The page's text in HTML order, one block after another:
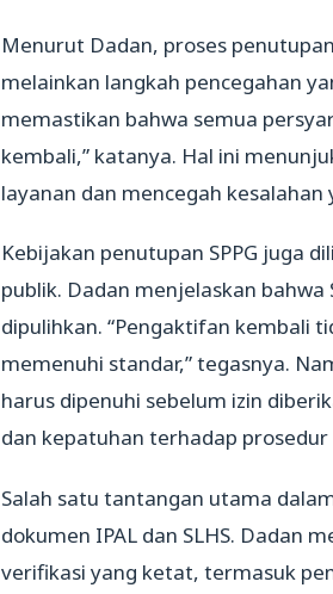
Menurut Dadan, proses
melainkan langkah pencegahan
memastikan bahwa semua
kembali,” katanya. Hal ini
layanan dan mencegah
Kebijakan penutupan SPPG juga
publik. Dadan menjelaskan
dipulihkan. “Pengaktifan kembali
memenuhi standar,” tegasnya.
harus dipenuhi sebelum izin
dan kepatuhan terhadap
Salah satu tantangan utama
dokumen IPAL dan SLHS. Dadan
verifikasi yang ketat, termasuk